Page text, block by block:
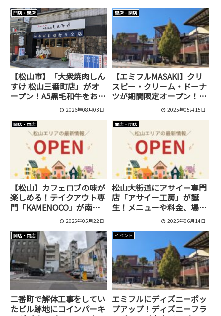
開店・閉店
【松山市】「大衆焼肉しん
すけ 松山三番町店」がオ
ープン！A5黒毛和牛をお手
頃価格で楽しめる焼肉店
2026年08月03日
開店・閉店
【エミフルMASAKI】クリ
スピー・クリーム・ドーナ
ツが期間限定オープン！期
間はいつからいつまで？
2025年05月15日
開店・閉店
【松山】カフェロブの味が
楽しめる！テイクアウト専
門「KAMENOCO」が南高
井町に5月23日オープン！
2025年05月22日
開店・閉店
松山大街道にアサイー専門
店「アサイー工房」が誕
生！メニューや料金、場所
2025年06月14日
開店・閉店
二番町で解体工事をしてい
たビル跡地にコインパーキ
イベント
エミフルにディズニーポッ
プアップ！ディズニーフラ